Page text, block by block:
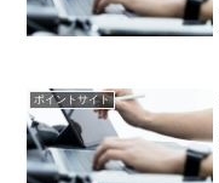
ポイントサイト